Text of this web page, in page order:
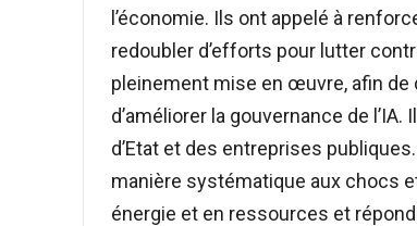
l’économie. Ils ont appelé à
redoubler d’efforts pour lutter
pleinement mise en œuvre, afin de
d’améliorer la gouvernance de
d’Etat et des entreprises
manière systématique aux chocs
énergie et en ressources et